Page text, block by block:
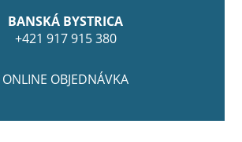
BANSKÁ BYSTRICA
+421 917 915 380
ONLINE OBJEDNÁVKA